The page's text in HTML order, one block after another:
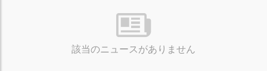
該当のニュースがありません